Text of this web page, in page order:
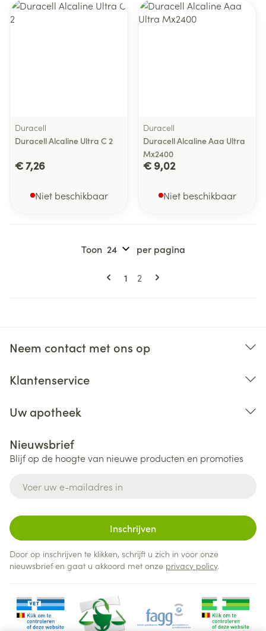
Duracell
Duracell Alcaline Ultra C 2
€ 7,26
Niet beschikbaar
Duracell
Duracell Alcaline Aaa Ultra
Mx2400
€ 9,02
Niet beschikbaar
Pagina's
U lees momenteel pagina
1 Pagina
2
Toon per pagina
Neem contact met ons op
Klantenservice
Uw apotheek
Nieuwsbrief
Blijf op de hoogte van nieuwe producten en promoties
Inschrijven
Door op inschrijven te klikken, schrijft u zich in voor onze
nieuwsbrief en gaat u akkoord met onze privacy policy.